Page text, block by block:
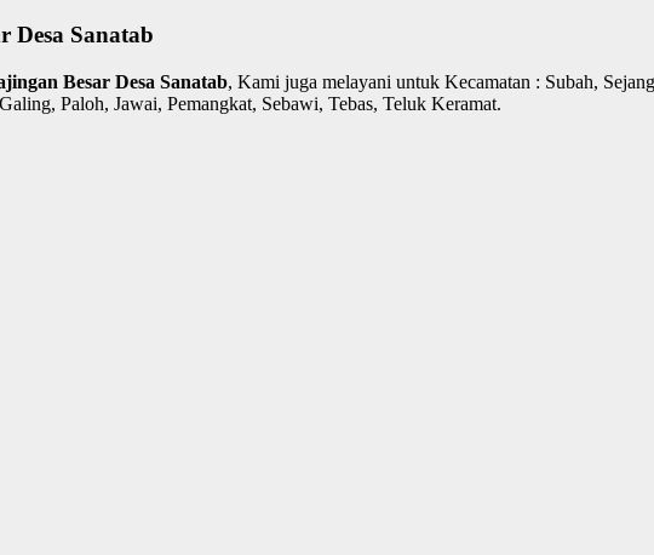
Desa Sanatab
Besar Desa Sanatab, Kami juga melayani untuk Kecamatan : Subah,
Paloh, Jawai, Pemangkat, Sebawi, Tebas, Teluk Keramat.